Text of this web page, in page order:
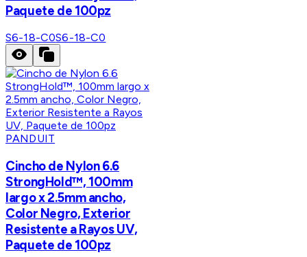
Paquete de 100pz
S6-18-C0S6-18-C0
PANDUIT
Cincho de Nylon 6.6
StrongHold™, 100mm
largo x 2.5mm ancho,
Color Negro, Exterior
Resistente a Rayos UV,
Paquete de 100pz